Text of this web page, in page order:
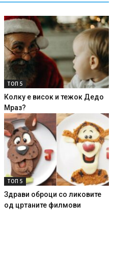
ТОП 5
Колку е висок и тежок Дедо
Мраз?
ТОП 5
Здрави оброци со ликовите
од цртаните филмови